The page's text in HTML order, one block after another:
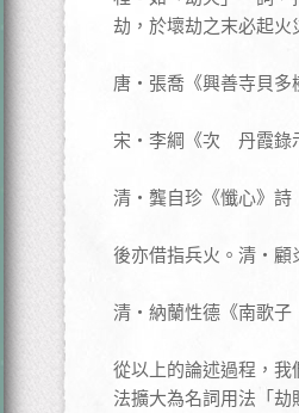
劫，於壞劫之末必起
唐‧張喬《興善寺貝多
宋‧李綱《次 丹霞錄
清‧龔自珍《懺心》詩
後亦借指兵火。清‧顧
清‧納蘭性德《南歌子
從以上的論述過程，
法擴大為名詞用法「劫